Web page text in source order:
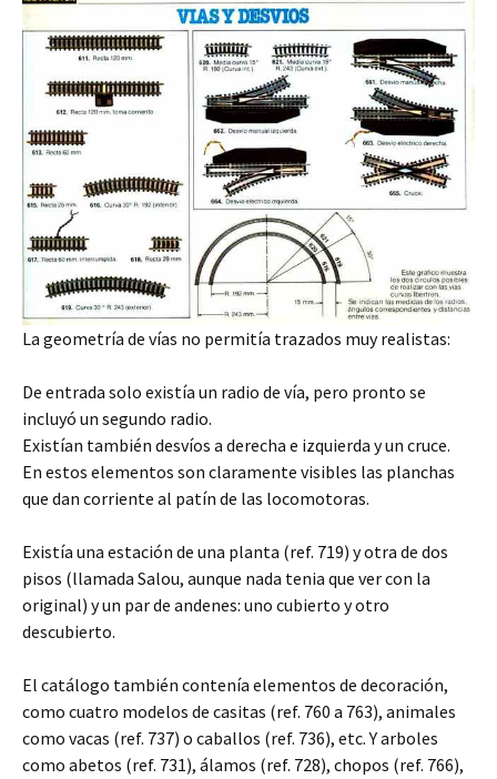
La geometría de vías no permitía trazados muy realistas:
De entrada solo existía un radio de vía, pero pronto se
incluyó un segundo radio.
Existían también desvíos a derecha e izquierda y un cruce.
En estos elementos son claramente visibles las planchas
que dan corriente al patín de las locomotoras.
Existía una estación de una planta (ref. 719) y otra de dos
pisos (llamada Salou, aunque nada tenia que ver con la
original) y un par de andenes: uno cubierto y otro
descubierto.
El catálogo también contenía elementos de decoración,
como cuatro modelos de casitas (ref. 760 a 763), animales
como vacas (ref. 737) o caballos (ref. 736), etc. Y arboles
como abetos (ref. 731), álamos (ref. 728), chopos (ref. 766),